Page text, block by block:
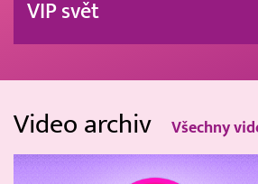
VIP svět
Video archiv Všechny